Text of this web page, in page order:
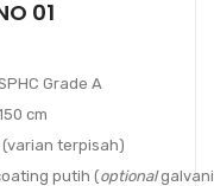
01
Grade A
cm
(varian terpisah)
putih (optional